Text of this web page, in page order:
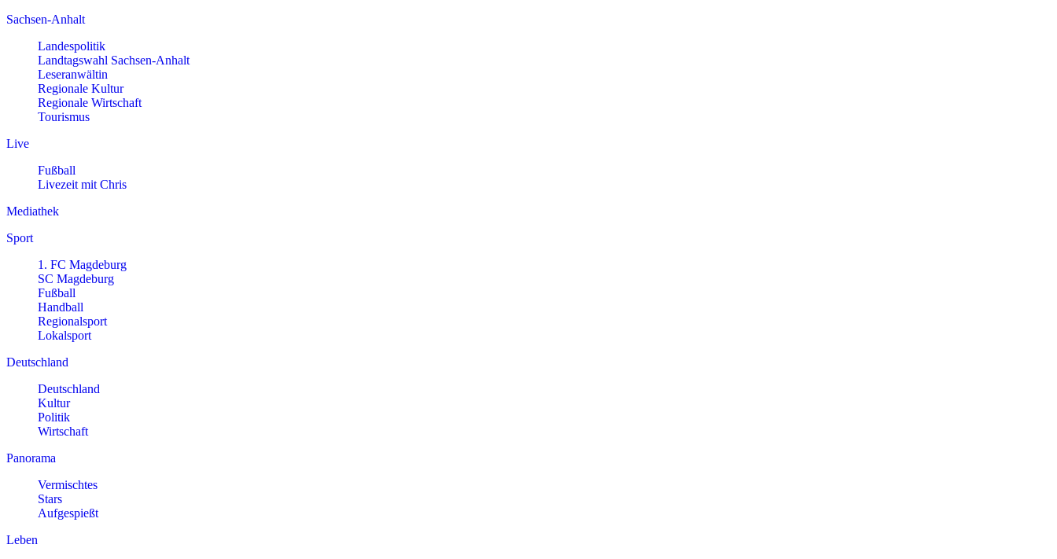
Sachsen-Anhalt
Landespolitik
Landtagswahl Sachsen-Anhalt
Leseranwältin
Regionale Kultur
Regionale Wirtschaft
Tourismus
Live
Fußball
Livezeit mit Chris
Mediathek
Sport
1. FC Magdeburg
SC Magdeburg
Fußball
Handball
Regionalsport
Lokalsport
Deutschland
Deutschland
Kultur
Politik
Wirtschaft
Panorama
Vermischtes
Stars
Aufgespießt
Leben